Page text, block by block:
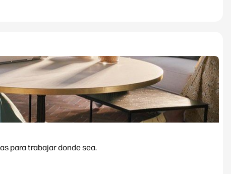
para trabajar donde sea.